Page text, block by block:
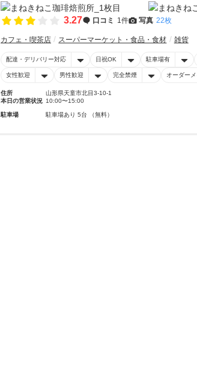
3.27 口コミ 1件 写真 22枚
カフェ・喫茶店 スーパーマーケット・食品・食材 雑貨
配達・デリバリー対応 日祝OK 駐車場有
女性歓迎 男性歓迎 完全禁煙 オーダー
住所
山形県天童市北目3-10-1
本日の営業状況 10:00〜15:00
駐車場 駐車場あり 5台 （無料）